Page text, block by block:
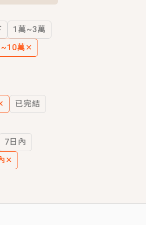
穿越遠古後成了野人娘子》你
1萬~3萬
萬 ✕
已完結
7日內
✕